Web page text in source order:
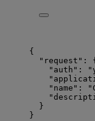
{
"request": {
"auth":
"name":
}
}